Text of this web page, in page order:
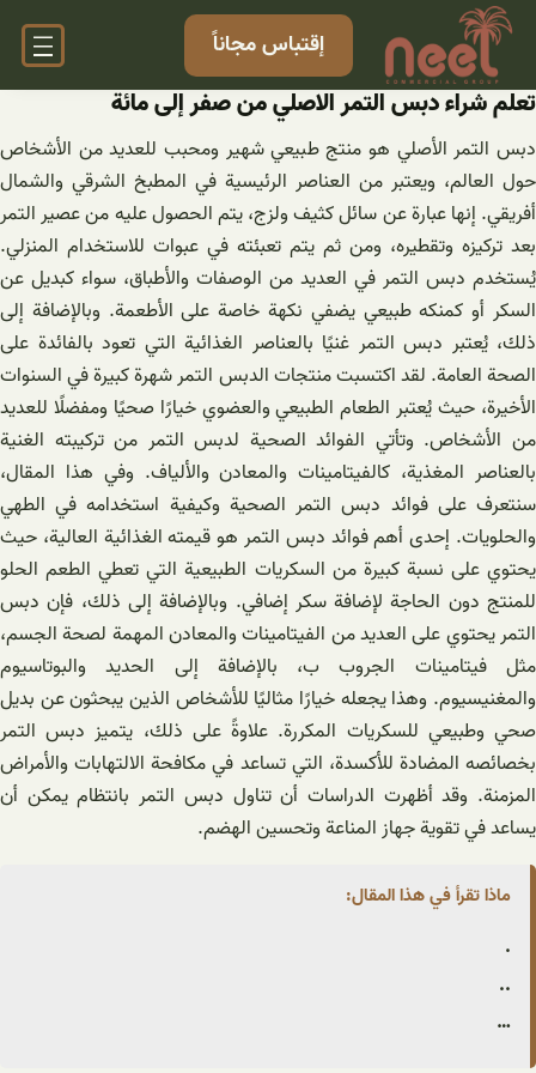
تخطى
المحتوى
إقتباس مجاناً
تعلم شراء دبس التمر الاصلي من صفر إلى مائة
دبس التمر الأصلي هو منتج طبيعي شهير ومحبب للعديد من الأشخاص
حول العالم، ويعتبر من العناصر الرئيسية في المطبخ الشرقي والشمال
أفريقي. إنها عبارة عن سائل كثيف ولزج، يتم الحصول عليه من عصير التمر
بعد تركيزه وتقطيره، ومن ثم يتم تعبئته في عبوات للاستخدام المنزلي.
يُستخدم دبس التمر في العديد من الوصفات والأطباق، سواء كبديل عن
السكر أو كمنكه طبيعي يضفي نكهة خاصة على الأطعمة. وبالإضافة إلى
ذلك، يُعتبر دبس التمر غنيًا بالعناصر الغذائية التي تعود بالفائدة على
الصحة العامة. لقد اكتسبت منتجات الدبس التمر شهرة كبيرة في السنوات
الأخيرة، حيث يُعتبر الطعام الطبيعي والعضوي خيارًا صحيًا ومفضلًا للعديد
من الأشخاص. وتأتي الفوائد الصحية لدبس التمر من تركيبته الغنية
بالعناصر المغذية، كالفيتامينات والمعادن والألياف. وفي هذا المقال،
سنتعرف على فوائد دبس التمر الصحية وكيفية استخدامه في الطهي
والحلويات. إحدى أهم فوائد دبس التمر هو قيمته الغذائية العالية، حيث
يحتوي على نسبة كبيرة من السكريات الطبيعية التي تعطي الطعم الحلو
للمنتج دون الحاجة لإضافة سكر إضافي. وبالإضافة إلى ذلك، فإن دبس
التمر يحتوي على العديد من الفيتامينات والمعادن المهمة لصحة الجسم،
مثل فيتامينات الجروب ب، بالإضافة إلى الحديد والبوتاسيوم
والمغنيسيوم. وهذا يجعله خيارًا مثاليًا للأشخاص الذين يبحثون عن بديل
صحي وطبيعي للسكريات المكررة. علاوةً على ذلك، يتميز دبس التمر
بخصائصه المضادة للأكسدة، التي تساعد في مكافحة الالتهابات والأمراض
المزمنة. وقد أظهرت الدراسات أن تناول دبس التمر بانتظام يمكن أن
يساعد في تقوية جهاز المناعة وتحسين الهضم.
ماذا تقرأ في هذا المقال:
.
..
…